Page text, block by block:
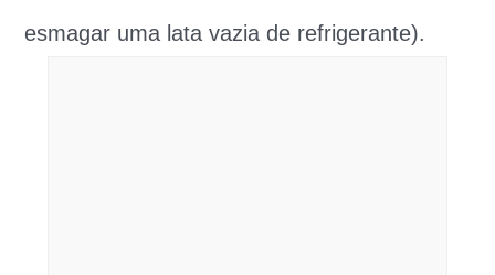
esmagar uma lata vazia de refrigerante).